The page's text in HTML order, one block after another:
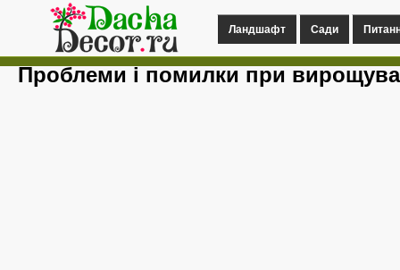
Ландшафт Сади
Проблеми і помилки при